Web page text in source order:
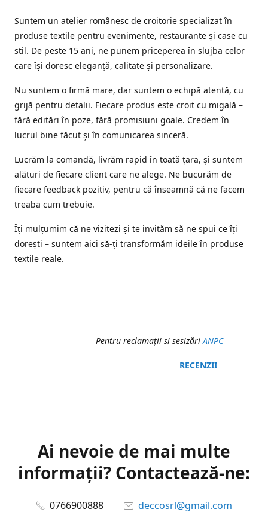
Suntem un atelier românesc de croitorie specializat în
produse textile pentru evenimente, restaurante și case cu
stil. De peste 15 ani, ne punem priceperea în slujba celor
care își doresc eleganță, calitate și personalizare.
Nu suntem o firmă mare, dar suntem o echipă atentă, cu
grijă pentru detalii. Fiecare produs este croit cu migală –
fără editări în poze, fără promisiuni goale. Credem în
lucrul bine făcut și în comunicarea sinceră.
Lucrăm la comandă, livrăm rapid în toată țara, și suntem
alături de fiecare client care ne alege. Ne bucurăm de
fiecare feedback pozitiv, pentru că înseamnă că ne facem
treaba cum trebuie.
Îți mulțumim că ne vizitezi și te invităm să ne spui ce îți
dorești – suntem aici să-ți transformăm ideile în produse
textile reale.
Pentru reclamaţii si sesizăriANPC
RECENZII
Ai nevoie de mai multe
informații? Contactează-ne:
0766900888 deccosrl@gmail.com